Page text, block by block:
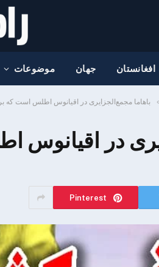
افغانستان جهان موضوعات
باهاما مجمع‌الجزایری در اقیانوس اطلس است
در
Pinterest